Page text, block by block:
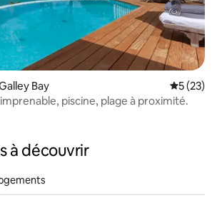
Bay
5 (23)
piscine, plage à proximité.
à découvrir